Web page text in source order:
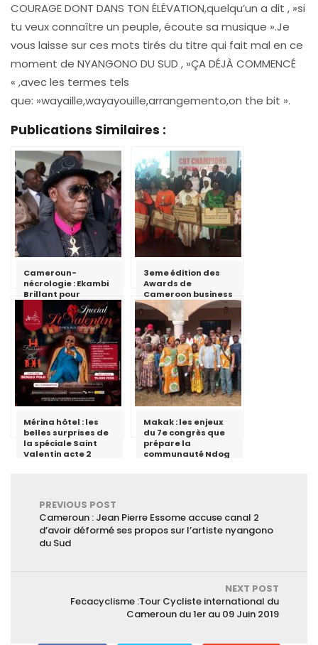
COURAGE DONT DANS TON ÉLÉVATION,quelqu’un a dit , »si
tu veux connaître un peuple, écoute sa musique ».Je
vous laisse sur ces mots tirés du titre qui fait mal en ce
moment de NYANGONO DU SUD , »ÇA DÉJÀ COMMENCÉ
« ,avec les termes tels
que: »wayaille,wayayouille,arrangemento,on the bit ».
Publications Similaires :
Cameroun-
nécrologie : Ekambi
Brillant pour
3eme édition des
Awards de
Cameroon business
today : la
promotrice de
Lamana sur la
deuxième marche
du podium
Mérina hôtel : les
belles surprises de
la spéciale Saint
Valentin acte 2
Makak : les enjeux
du 7e congrès que
prépare la
communauté Ndog
PREVIOUS POST
Cameroun : Jean Pierre Essome accuse canal 2
d’avoir déformé ses propos sur l’artiste nyangono
du Sud
NEXT POST
Fecacyclisme :Tour Cycliste international du
Cameroun du 1er au 09 Juin 2019